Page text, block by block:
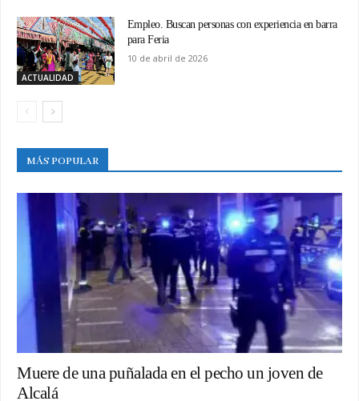
ACTUALIDAD
Empleo. Buscan personas con experiencia en barra
para Feria
10 de abril de 2026
MÁS POPULAR
Muere de una puñalada en el pecho un joven de
Alcalá